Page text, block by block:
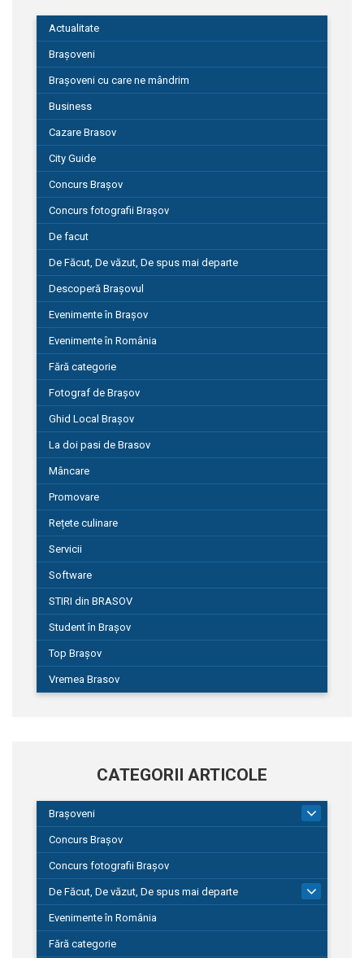
Actualitate
Brașoveni
Brașoveni cu care ne mândrim
Business
Cazare Brasov
City Guide
Concurs Brașov
Concurs fotografii Brașov
De facut
De Făcut, De văzut, De spus mai departe
Descoperă Brașovul
Evenimente în Brașov
Evenimente în România
Fără categorie
Fotograf de Brașov
Ghid Local Brașov
La doi pasi de Brasov
Mâncare
Promovare
Rețete culinare
Servicii
Software
STIRI din BRASOV
Student în Brașov
Top Brașov
Vremea Brasov
CATEGORII ARTICOLE
Brașoveni
Concurs Brașov
Concurs fotografii Brașov
De Făcut, De văzut, De spus mai departe
149
Evenimente în România
Fără categorie